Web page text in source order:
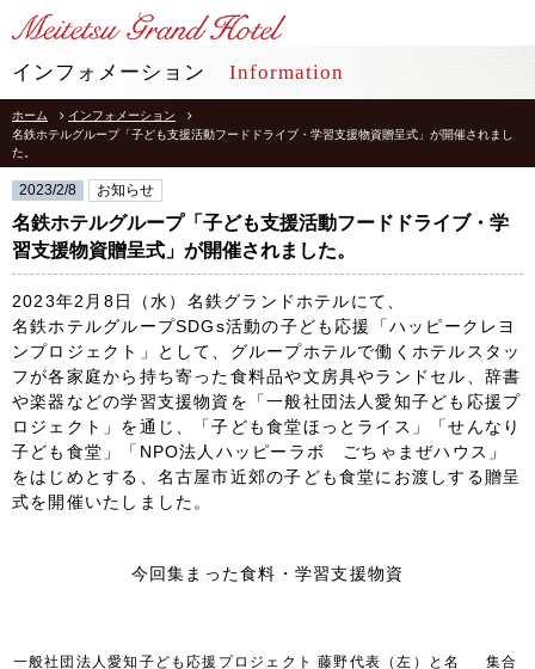
LANGUAGE
TOP トップ
STAY 宿泊
RESTAURANT レストラン
インフォメーション
館内施設
アクセス
よくあるご質問
お問合せ
お取引様用通報窓口
採用情報
プライバシーポリシー
ソーシャルメディアポリシー
会社概要
サイトマップ
FOLLOW US
インフォメーション Information
ホーム
インフォメーション
名鉄ホテルグループ「子ども支援活動フードドライブ・学習支援物資贈呈式」が開催されまし
た。
2023/2/8 お知らせ
名鉄ホテルグループ「子ども支援活動フードドライブ・学
習支援物資贈呈式」が開催されました。
2023年2月8日（水）名鉄グランドホテルにて、
名鉄ホテルグループSDGs活動の子ども応援「ハッピークレヨ
ンプロジェクト」として、グループホテルで働くホテルスタッ
フが各家庭から持ち寄った食料品や文房具やランドセル、辞書
や楽器などの学習支援物資を「一般社団法人愛知子ども応援プ
ロジェクト」を通じ、「子ども食堂ほっとライス」「せんなり
子ども食堂」「NPO法人ハッピーラボ ごちゃまぜハウス」
をはじめとする、名古屋市近郊の子ども食堂にお渡しする贈呈
式を開催いたしました。
今回集まった食料・学習支援物資
一般社団法人愛知子ども応援プロジェクト 藤野代表（左）と名
集合